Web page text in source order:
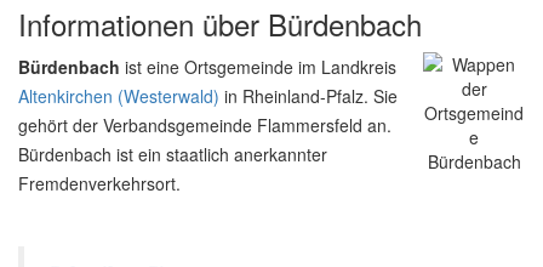
Informationen über Bürdenbach
Bürdenbach ist eine Ortsgemeinde im Landkreis
Altenkirchen (Westerwald) in Rheinland-Pfalz. Sie
gehört der Verbandsgemeinde Flammersfeld an.
Bürdenbach ist ein staatlich anerkannter
Fremdenverkehrsort.